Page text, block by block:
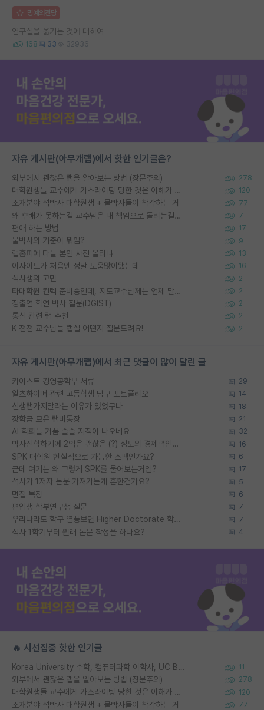
명예의전당
연구실을 옮기는 것에 대하여
168 33 32936
자유 게시판(아무개랩)에서 핫한 인기글은?
외부에서 괜찮은 랩을 알아보는 방법 (장문주의) 278
대학원생들 교수에게 가스라이팅 당한 것은 이해가 갑니다. 안타깝네요. 120
소재분야 석박사 대학원생 + 물박사들이 착각하는 거 77
왜 후배가 못하는걸 교수님은 내 책임으로 돌리는걸까요? 7
편애 하는 방법 17
물박사의 기준이 뭐임? 9
랩홈피에 다들 본인 사진 올리냐 13
이사이트가 처음엔 정말 도움많이됐는데 16
석사생의 고민 2
타대학원 컨텍 준비중인데, 지도교수님께는 언제 말씀드려야 할까요? 2
정출연 학연 박사 질문(DGIST) 2
통신 관련 랩 추천 2
K 전전 교수님들 랩실 어떤지 질문드려요! 2
자유 게시판(아무개랩)에서 최근 댓글이 많이 달린 글
카이스트 경영공학부 서류 29
알츠하이머 관련 고등학생 탐구 포트폴리오 14
신생랩가지말라는 이유가 있었구나 18
장학금 모은 랩비통장 21
AI 학회들 거품 슬슬 지적이 나오네요 32
박사진학하기에 2억은 괜찮은 (?) 정도의 경제력인가요 16
SPK 대학원 현실적으로 가능한 스펙인가요? 6
근데 여기는 왜 그렇게 SPK를 물어보는거임? 17
석사가 1저자 논문 가져가는게 흔한건가요? 5
면접 복장 6
편입생 학부연구생 질문 7
우리나라도 학구 열풍보면 Higher Doctorate 학위가 필요하다고 봅니다. 7
석사 1학기부터 원래 논문 작성을 하나요? 4
🔥 시선집중 핫한 인기글
Korea University 수학, 컴퓨터과학 이학사, UC Berkeley 산업공학 대학원 공학박사가 되는 것은 쉽지 않겠죠? 11
외부에서 괜찮은 랩을 알아보는 방법 (장문주의) 278
대학원생들 교수에게 가스라이팅 당한 것은 이해가 갑니다. 안타깝네요. 120
소재분야 석박사 대학원생 + 물박사들이 착각하는 거 77